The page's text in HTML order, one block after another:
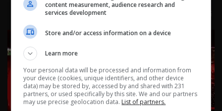
content measurement, audience research and
services development
Store and/or access information on a device
Learn more
Your personal data will be processed and information from
your device (cookies, unique identifiers, and other device
data) may be stored by, accessed by and shared with 231
partners, or used specifically by this site. We and our partners
may use precise geolocation data. List of partners.